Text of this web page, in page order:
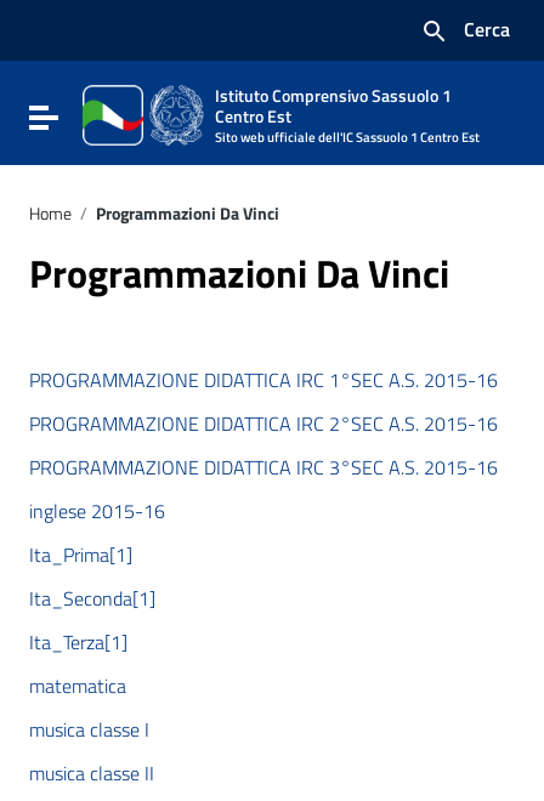
Vai al footer
Cerca
Attiva / disattiva la navigazione
Istituto Comprensivo Sassuolo 1
Centro Est
Sito web ufficiale dell'IC Sassuolo 1 Centro Est
Home / Programmazioni Da Vinci
Programmazioni Da Vinci
PROGRAMMAZIONE DIDATTICA IRC 1°SEC A.S. 2015-16
PROGRAMMAZIONE DIDATTICA IRC 2°SEC A.S. 2015-16
PROGRAMMAZIONE DIDATTICA IRC 3°SEC A.S. 2015-16
inglese 2015-16
Ita_Prima[1]
Ita_Seconda[1]
Ita_Terza[1]
matematica
musica classe I
musica classe II